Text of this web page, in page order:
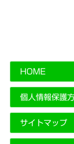
HOME
個人情報保護
サイトマップ